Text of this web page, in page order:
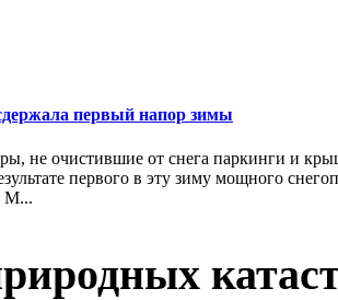
первый напор зимы
не очистившие от снега паркинги и
первого в эту зиму мощного
М...